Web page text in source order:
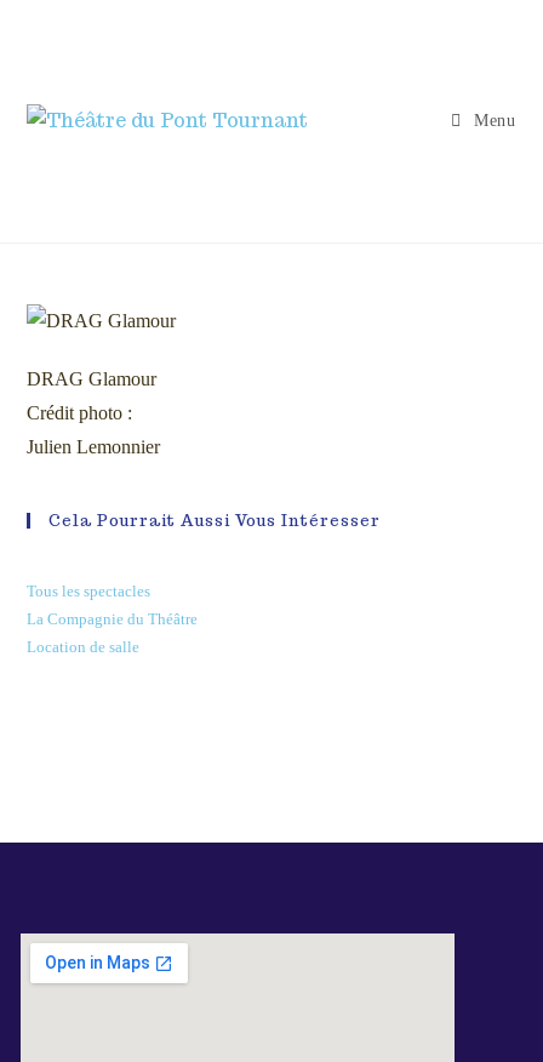
Menu
DRAG Glamour
Crédit photo :
Julien Lemonnier
Cela Pourrait Aussi Vous Intéresser
Tous les spectacles
La Compagnie du Théâtre
Location de salle